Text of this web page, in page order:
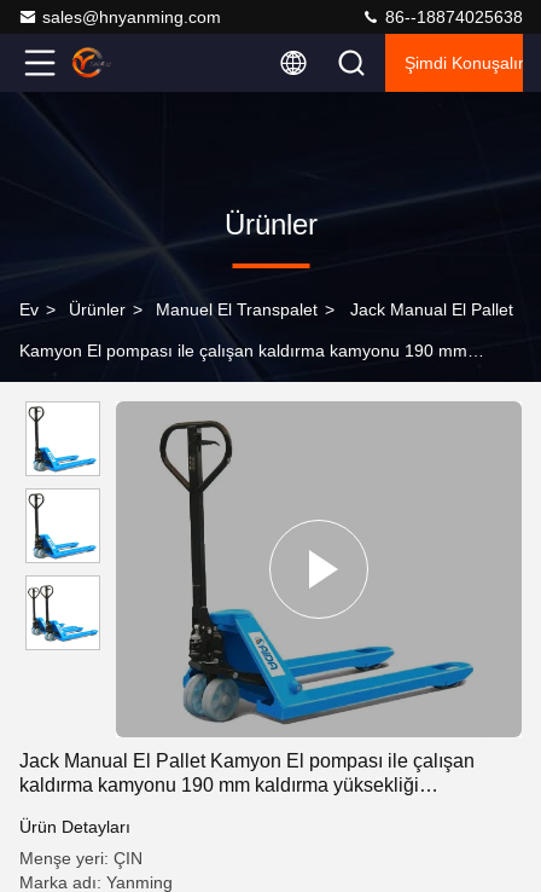
sales@hnyanming.com 86--18874025638
Şimdi Konuşalım.
Ürünler
Ev > Ürünler > Manuel El Transpalet > Jack Manual El Pallet
Kamyon El pompası ile çalışan kaldırma kamyonu 190 mm
Jack Manual El Pallet Kamyon El pompası ile çalışan
kaldırma kamyonu 190 mm kaldırma yüksekliği
Ürün Detayları
Menşe yeri: ÇIN
Marka adı: Yanming